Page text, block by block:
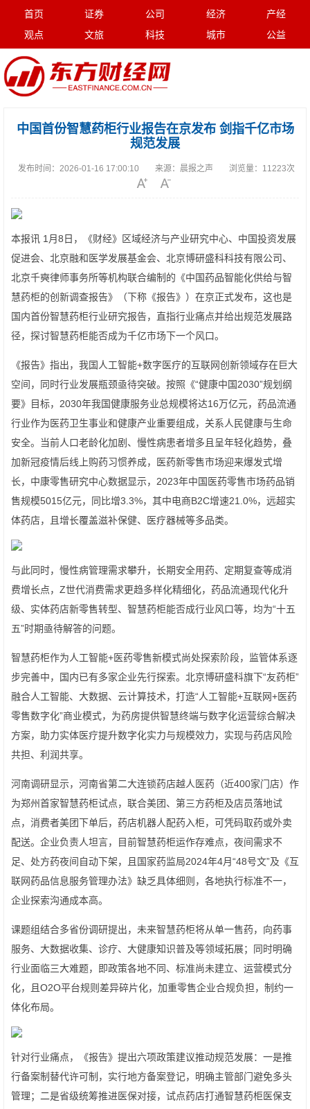
首页 证券 公司 经济
产经
观点
文旅 科技 城市 公益
中国首份智慧药柜行业报告在京发布 剑指千亿市场
规范发展
发布时间： 2026-01-16 17:00:10 来源： 晨报之声 浏览量： 11223次
本报讯 1月8日，《财经》区域经济与产业研究中心、中国投资发展
促进会、北京融和医学发展基金会、北京博研盛科科技有限公司、
北京千奭律师事务所等机构联合编制的《中国药品智能化供给与智
慧药柜的创新调查报告》（下称《报告》）在京正式发布，这也是
国内首份智慧药柜行业研究报告，直指行业痛点并给出规范发展路
径，探讨智慧药柜能否成为千亿市场下一个风口。
《报告》指出，我国人工智能+数字医疗的互联网创新领域存在巨大
空间，同时行业发展瓶颈亟待突破。按照《“健康中国2030”规划纲
要》目标，2030年我国健康服务业总规模将达16万亿元，药品流通
行业作为医药卫生事业和健康产业重要组成，关系人民健康与生命
安全。当前人口老龄化加剧、慢性病患者增多且呈年轻化趋势，叠
加新冠疫情后线上购药习惯养成，医药新零售市场迎来爆发式增
长，中康零售研究中心数据显示，2023年中国医药零售市场药品销
售规模5015亿元，同比增3.3%，其中电商B2C增速21.0%，远超实
体药店，且增长覆盖滋补保健、医疗器械等多品类。
与此同时，慢性病管理需求攀升，长期安全用药、定期复查等成消
费增长点，Z世代消费需求更趋多样化精细化，药品流通现代化升
级、实体药店新零售转型、智慧药柜能否成行业风口等，均为“十五
五”时期亟待解答的问题。
智慧药柜作为人工智能+医药零售新模式尚处探索阶段，监管体系逐
步完善中，国内已有多家企业先行探索。北京博研盛科旗下“友药柜”
融合人工智能、大数据、云计算技术，打造“人工智能+互联网+医药
零售数字化”商业模式，为药房提供智慧终端与数字化运营综合解决
方案，助力实体医疗提升数字化实力与规模效力，实现与药店风险
共担、利润共享。
河南调研显示，河南省第二大连锁药店越人医药（近400家门店）作
为郑州首家智慧药柜试点，联合美团、第三方药柜及店员落地试
点，消费者美团下单后，药店机器人配药入柜，可凭码取药或外卖
配送。企业负责人坦言，目前智慧药柜运作存难点，夜间需求不
足、处方药夜间自动下架，且国家药监局2024年4月“48号文”及《互
联网药品信息服务管理办法》缺乏具体细则，各地执行标准不一，
企业探索沟通成本高。
课题组结合多省份调研提出，未来智慧药柜将从单一售药，向药事
服务、大数据收集、诊疗、大健康知识普及等领域拓展；同时明确
行业面临三大难题，即政策各地不同、标准尚未建立、运营模式分
化，且O2O平台规则差异碎片化，加重零售企业合规负担，制约一
体化布局。
针对行业痛点，《报告》提出六项政策建议推动规范发展：一是推
行备案制替代许可制，实行地方备案登记，明确主管部门避免多头
管理；二是省级统筹推进医保对接，试点药店打通智慧药柜医保支